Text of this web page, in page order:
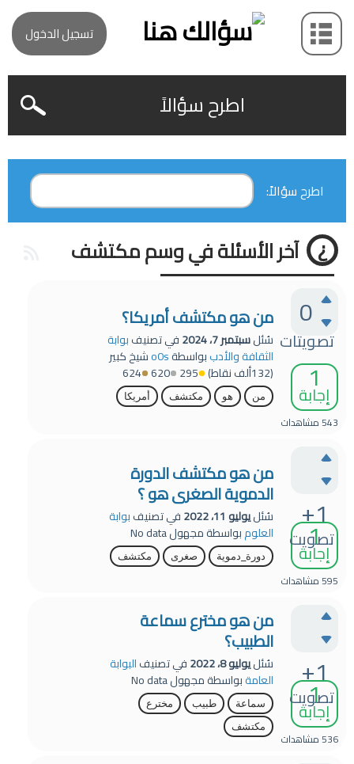
تسجيل الدخول
اطرح سؤالاً
اطرح سؤالاً:
آخر الأسئلة في وسم مكتشف
0
تصويتات
1
إجابة
543مشاهدات
من هو مكتشف أمريكا؟
سُئلسبتمبر 7، 2024 في تصنيفبوابة
الثقافة والأدببواسطةo0sشيخ كبير
(132ألف نقاط) 295
620
624
من هو مكتشف أمريكا
+1
تصويت
1
إجابة
595مشاهدات
من هو مكتشف الدورة
الدموية الصغرى هو ؟
سُئليوليو 11، 2022 في تصنيفبوابة
العلومبواسطةمجهولNo data
دورة_دموية صغرى مكتشف
+1
تصويت
1
إجابة
536مشاهدات
من هو مخترع سماعة
الطبيب؟
سُئليوليو 8، 2022 في تصنيفالبوابة
العامةبواسطةمجهولNo data
سماعة طبيب
مخترع
مكتشف